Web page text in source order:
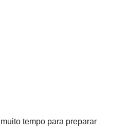
tempo para preparar